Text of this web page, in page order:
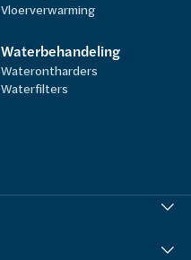
Vloerverwarming
Waterbehandeling
Waterontharders
Waterfilters